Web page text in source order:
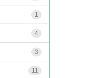
1
4
3
11